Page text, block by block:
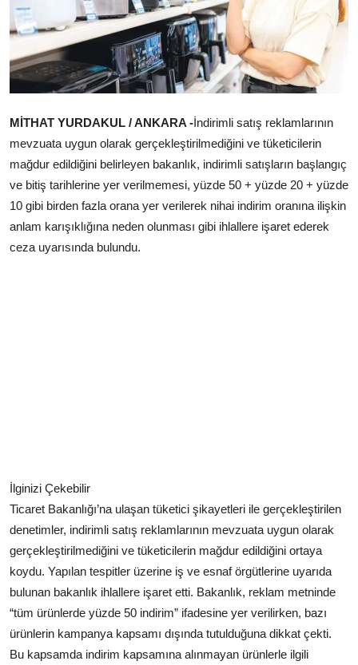
Çerkezköy
MİTHAT YURDAKUL / ANKARA - İndirimli satış reklamlarının
mevzuata uygun olarak gerçekleştirilmediğini ve tüketicilerin
mağdur edildiğini belirleyen bakanlık, indirimli satışların başlangıç
ve bitiş tarihlerine yer verilmemesi, yüzde 50 + yüzde 20 + yüzde
10 gibi birden fazla orana yer verilerek nihai indirim oranına ilişkin
anlam karışıklığına neden olunması gibi ihlallere işaret ederek
ceza uyarısında bulundu.
İlginizi Çekebilir
Ticaret Bakanlığı’na ulaşan tüketici şikayetleri ile gerçekleştirilen
denetimler, indirimli satış reklamlarının mevzuata uygun olarak
gerçekleştirilmediğini ve tüketicilerin mağdur edildiğini ortaya
koydu. Yapılan tespitler üzerine iş ve esnaf örgütlerine uyarıda
bulunan bakanlık ihlallere işaret etti. Bakanlık, reklam metninde
“tüm ürünlerde yüzde 50 indirim” ifadesine yer verilirken, bazı
ürünlerin kampanya kapsamı dışında tutulduğuna dikkat çekti.
Bu kapsamda indirim kapsamına alınmayan ürünlerle ilgili